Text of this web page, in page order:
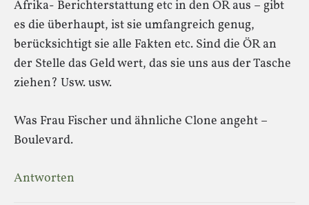
Afrika- Berichterstattung etc in den ÖR aus – gibt
es die überhaupt, ist sie umfangreich genug,
berücksichtigt sie alle Fakten etc. Sind die ÖR an
der Stelle das Geld wert, das sie uns aus der Tasche
ziehen? Usw. usw.
Was Frau Fischer und ähnliche Clone angeht –
Boulevard.
Antworten